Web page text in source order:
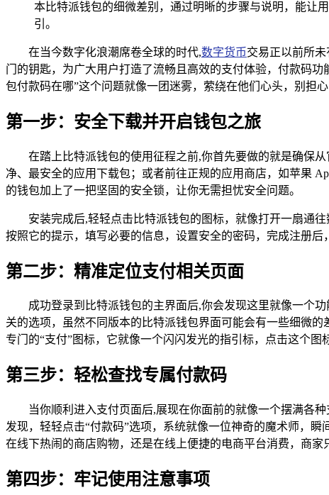
本比特派钱包的细微差别，通过明晰的步骤与说明，能让
引。
在当今数字化浪潮席卷全球的时代,数字货币交易正以前所
门的钥匙，为广大用户打造了流畅且高效的支付体验，付款码
包付款码在哪”这个问题就像一团迷雾，萦绕在他们心头，别担
第一步：安全下载并开启钱包之旅
在踏上比特派钱包的使用征程之前,你首先要做的就是确保
净、最安全的应用下载包；或者前往正规的应用商店，如苹果
的钱包加上了一把坚固的安全锁，让你无需担忧安全问题。
安装完成后,轻轻点击比特派钱包的图标，就像打开一扇通
按照它的提示，填写必要的信息，设置安全的密码，完成注册
第二步：精准定位支付相关页面
成功登录到比特派钱包的主界面后,你会发现这里就像一个
关的选项，虽然不同版本的比特派钱包界面可能会有一些细微
专门的“支付”图标，它就像一个闪闪发光的指引标，点击这个图
第三步：轻松查找专属付款码
当你顺利进入支付页面后,展现在你面前的就像一个摆满各
发现，轻轻点击“付款码”选项，系统就像一位神奇的魔术师，
在线下热闹的商店购物，还是在线上便捷的电商平台消费，商
第四步：牢记使用注意事项